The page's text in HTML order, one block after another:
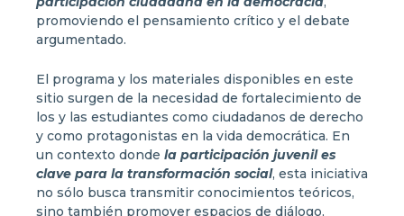
promoviendo el pensamiento crítico y el debate
argumentado.
El programa y los materiales disponibles en este
sitio surgen de la necesidad de fortalecimiento de
los y las estudiantes como ciudadanos de derecho
y como protagonistas en la vida democrática. En
un contexto donde la participación juvenil es
clave para la transformación social, esta iniciativa
no sólo busca transmitir conocimientos teóricos,
sino también promover espacios de diálogo,